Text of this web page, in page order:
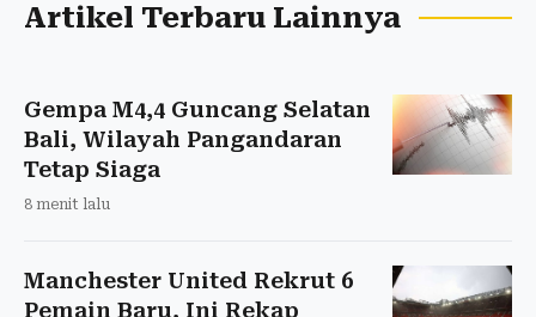
Artikel Terbaru Lainnya
Gempa M4,4 Guncang Selatan
Bali, Wilayah Pangandaran
Tetap Siaga
8 menit lalu
Manchester United Rekrut 6
Pemain Baru, Ini Rekap